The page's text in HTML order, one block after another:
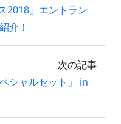
2018」エントラン
介！
次の記事
シャルセット」 in